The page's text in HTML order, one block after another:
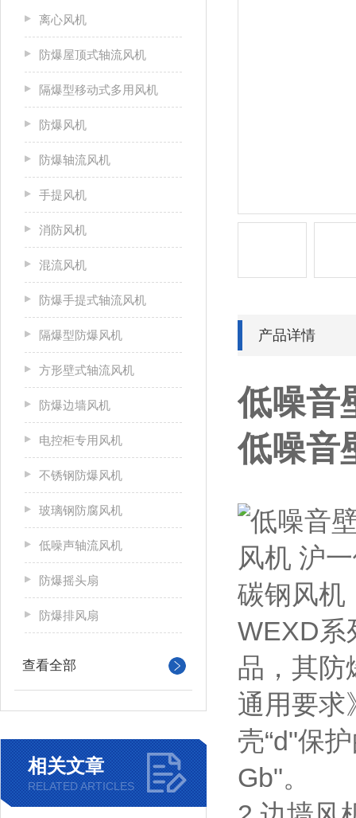
离心风机
防爆屋顶式轴流风机
隔爆型移动式多用风机
防爆风机
防爆轴流风机
手提风机
消防风机
混流风机
防爆手提式轴流风机
隔爆型防爆风机
方形壁式轴流风机
防爆边墙风机
电控柜专用风机
不锈钢防爆风机
玻璃钢防腐风机
低噪声轴流风机
防爆摇头扇
防爆排风扇
查看全部
相关文章
RELATED ARTICLES
产品详情
低噪音
低噪音
WEXD系
品，其防
通用要求
壳“d"保
Gb"。